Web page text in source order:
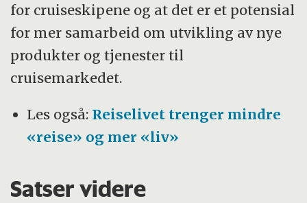
for cruiseskipene og at det er et potensial
for mer samarbeid om utvikling av nye
produkter og tjenester til
cruisemarkedet.
Les også: Reiselivet trenger mindre
«reise» og mer «liv»
Satser videre